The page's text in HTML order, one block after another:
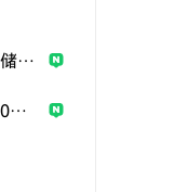
非农数据公布在即，或成美联储政策关键风向标
黄金单日涨幅超4%，重回4200美元